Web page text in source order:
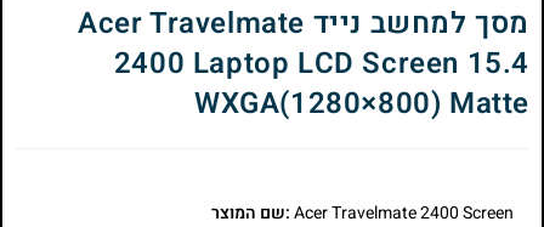
מסך למחשב נייד Acer Travelmate
2400 Laptop LCD Screen 15.4
WXGA(1280×800) Matte
:שם המוצר